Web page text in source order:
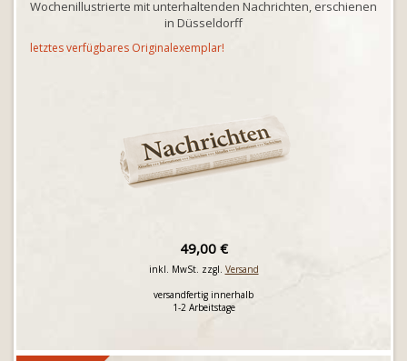
Wochenillustrierte mit unterhaltenden Nachrichten, erschienen
in Düsseldorff
letztes verfügbares Originalexemplar!
49,00 €
inkl. MwSt. zzgl. Versand
versandfertig innerhalb
1-2 Arbeitstage